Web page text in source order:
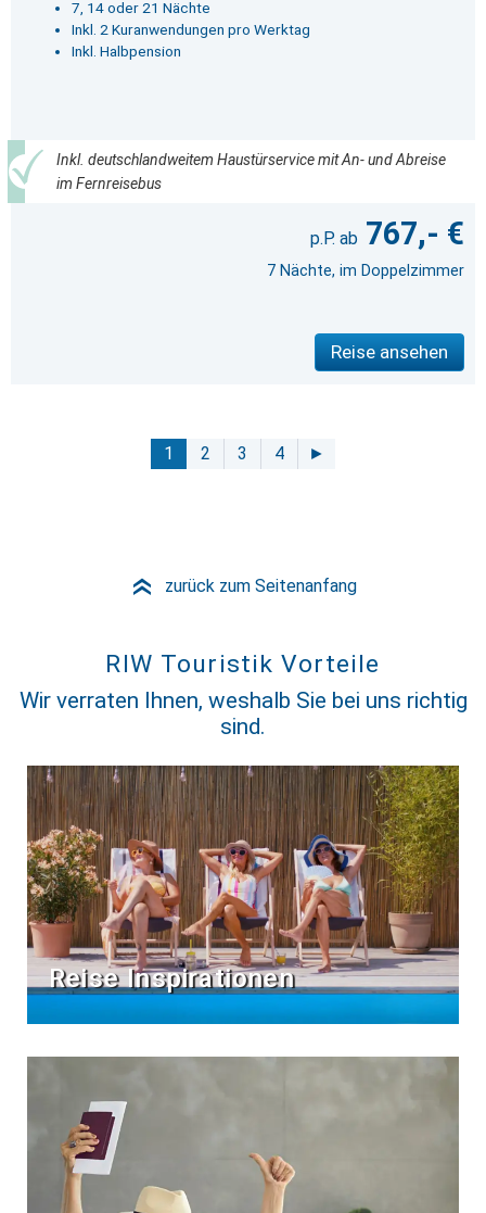
7, 14 oder 21 Nächte
Inkl. 2 Kuranwendungen pro Werktag
Inkl. Halbpension
Inkl. deutschlandweitem Haustürservice mit An- und Abreise
im Fernreisebus
767,- €
7 Nächte, im Doppelzimmer
Reise ansehen
1 2 3 4 ►
» zurück zum Seitenanfang
RIW Touristik Vorteile
Wir verraten Ihnen, weshalb Sie bei uns richtig
sind.
Reise Inspirationen